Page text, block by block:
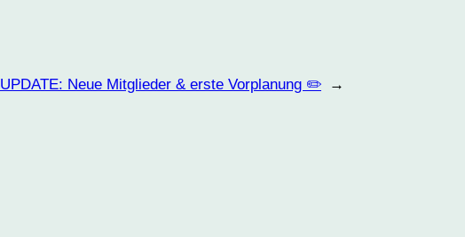
UPDATE: Neue Mitglieder & erste Vorplanung ✏️ →